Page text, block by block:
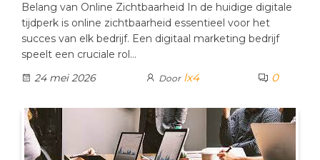
Belang van Online Zichtbaarheid In de huidige digitale
tijdperk is online zichtbaarheid essentieel voor het
succes van elk bedrijf. Een digitaal marketing bedrijf
speelt een cruciale rol…
24 mei 2026
Door lx4 0